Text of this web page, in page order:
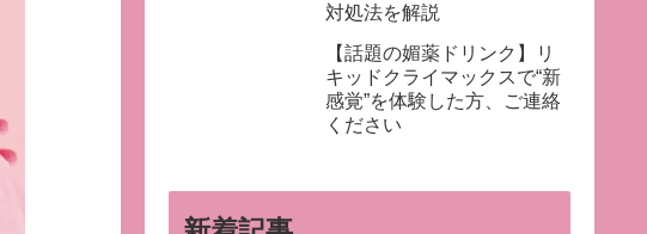
対処法を解説
【話題の媚薬ドリンク】リ
キッドクライマックスで“新
感覚”を体験した方、ご連絡
ください